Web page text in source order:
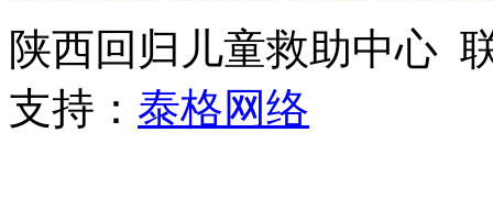
陕西回归儿童救助中心
支持： 泰格网络